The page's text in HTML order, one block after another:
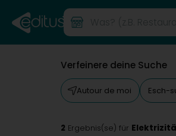
Verfeinere deine Suche
Autour de moi Esch-
2 Ergebnis(se) für